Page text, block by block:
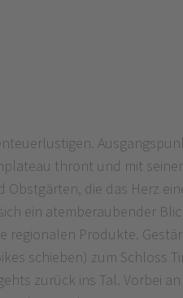
thront und mit
die das Herz
ein atemberaubender
regionalen Produkte.
schieben) zum Schloss
zurück ins Tal. Vorbei